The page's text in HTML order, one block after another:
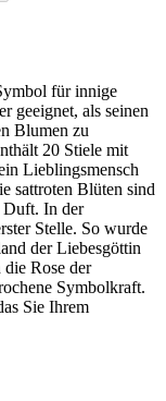
für innige
geeignet, als seinen
Blumen zu
20 Stiele mit
Lieblingsmensch
sattroten Blüten sind
Duft. In der
Stelle. So wurde
der Liebesgöttin
Rose der
Symbolkraft.
Sie Ihrem